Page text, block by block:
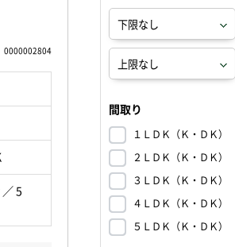
0000002804
5
間取り
１ＬＤＫ（Ｋ・ＤＫ）
２ＬＤＫ（Ｋ・ＤＫ）
３ＬＤＫ（Ｋ・ＤＫ）
４ＬＤＫ（Ｋ・ＤＫ）
５ＬＤＫ（Ｋ・ＤＫ）